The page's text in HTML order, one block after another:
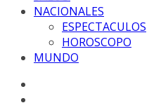
NACIONALES
ESPECTACULOS
HOROSCOPO
MUNDO